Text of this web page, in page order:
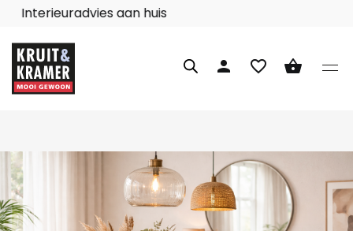
Interieuradvies aan huis
person favorite_border shopping_basket